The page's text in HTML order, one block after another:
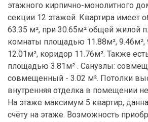
этажного кирпично-монолитного
секции 12 этажей. Квартира имеет
63.35 м², при 30.65м² общей жилой
комнаты площадью 11.88м², 9.46м²,
12.01м², коридор 11.76м². Также
площадью 3.81м² . Санузлы:
совмещенный - 3.02 м². Потолки
внутренняя отделка в помещении
На этаже максимум 5 квартир,
счёту на этаже. Возможность